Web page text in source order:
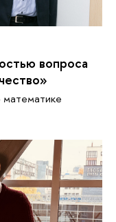
вопроса
математике